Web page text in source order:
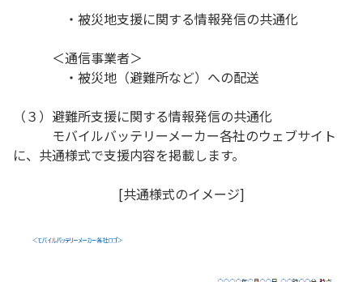
・被災地支援に関する情報発信の共通化
＜通信事業者＞
・被災地（避難所など）への配送
（３）避難所支援に関する情報発信の共通化
モバイルバッテリーメーカー各社のウェブサイト
に、共通様式で支援内容を掲載します。
[共通様式のイメージ]